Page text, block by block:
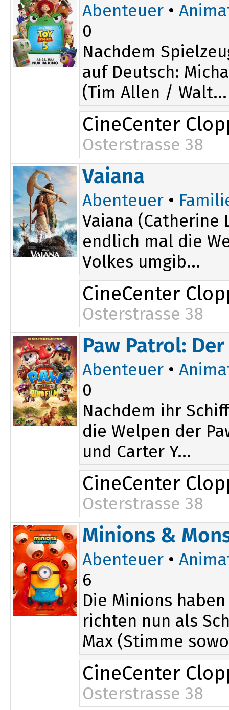
Abenteuer •
0
Nachdem
auf Deutsch:
(Tim Allen / Walt...
CineCenter
Osterstrasse 38
16:00
Vaiana
Abenteuer •
Vaiana
endlich mal die
Volkes umgib...
CineCenter
Osterstrasse 38
20:00
Paw Patrol:
Abenteuer •
0
Nachdem ihr
die Welpen der
und Carter Y...
CineCenter
Osterstrasse 38
16:00
Minions &
Abenteuer •
6
Die Minions
richten nun als
Max (Stimme
CineCenter
Osterstrasse 38